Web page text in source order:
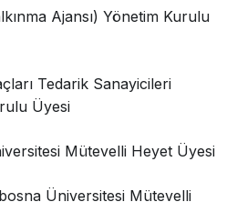
Ajansı) Yönetim Kurulu
Tedarik Sanayicileri
Üyesi
Mütevelli Heyet Üyesi
Üniversitesi Mütevelli